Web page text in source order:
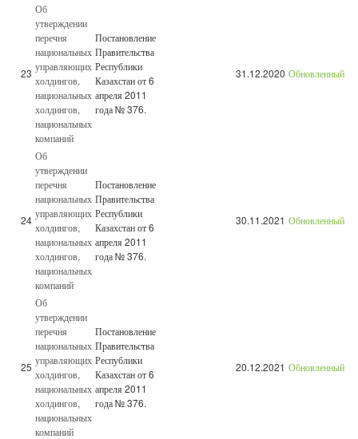
23
Об
утверждении
перечня
национальных
управляющих
холдингов,
национальных
холдингов,
национальных
компаний
Постановление
Правительства
Республики
Казахстан от 6
апреля 2011
года № 376.
31.12.2020 Обновленный
24
Об
утверждении
перечня
национальных
управляющих
холдингов,
национальных
холдингов,
национальных
компаний
Постановление
Правительства
Республики
Казахстан от 6
апреля 2011
года № 376.
30.11.2021 Обновленный
25
Об
утверждении
перечня
национальных
управляющих
холдингов,
национальных
холдингов,
национальных
компаний
Постановление
Правительства
Республики
Казахстан от 6
апреля 2011
года № 376.
20.12.2021 Обновленный